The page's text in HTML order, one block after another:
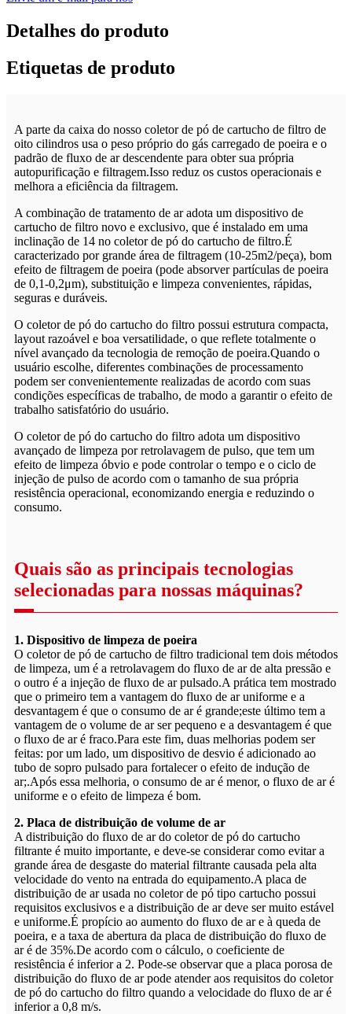
Detalhes do produto
Etiquetas de produto
A parte da caixa do nosso coletor de pó de cartucho de filtro de
oito cilindros usa o peso próprio do gás carregado de poeira e o
padrão de fluxo de ar descendente para obter sua própria
autopurificação e filtragem.Isso reduz os custos operacionais e
melhora a eficiência da filtragem.
A combinação de tratamento de ar adota um dispositivo de
cartucho de filtro novo e exclusivo, que é instalado em uma
inclinação de 14 no coletor de pó do cartucho de filtro.É
caracterizado por grande área de filtragem (10-25m2/peça), bom
efeito de filtragem de poeira (pode absorver partículas de poeira
de 0,1-0,2μm), substituição e limpeza convenientes, rápidas,
seguras e duráveis.
O coletor de pó do cartucho do filtro possui estrutura compacta,
layout razoável e boa versatilidade, o que reflete totalmente o
nível avançado da tecnologia de remoção de poeira.Quando o
usuário escolhe, diferentes combinações de processamento
podem ser convenientemente realizadas de acordo com suas
condições específicas de trabalho, de modo a garantir o efeito de
trabalho satisfatório do usuário.
O coletor de pó do cartucho do filtro adota um dispositivo
avançado de limpeza por retrolavagem de pulso, que tem um
efeito de limpeza óbvio e pode controlar o tempo e o ciclo de
injeção de pulso de acordo com o tamanho de sua própria
resistência operacional, economizando energia e reduzindo o
consumo.
Quais são as principais tecnologias
selecionadas para nossas máquinas?
1. Dispositivo de limpeza de poeira
O coletor de pó de cartucho de filtro tradicional tem dois métodos
de limpeza, um é a retrolavagem do fluxo de ar de alta pressão e
o outro é a injeção de fluxo de ar pulsado.A prática tem mostrado
que o primeiro tem a vantagem do fluxo de ar uniforme e a
desvantagem é que o consumo de ar é grande;este último tem a
vantagem de o volume de ar ser pequeno e a desvantagem é que
o fluxo de ar é fraco.Para este fim, duas melhorias podem ser
feitas: por um lado, um dispositivo de desvio é adicionado ao
tubo de sopro pulsado para fortalecer o efeito de indução de
ar;.Após essa melhoria, o consumo de ar é menor, o fluxo de ar é
uniforme e o efeito de limpeza é bom.
2. Placa de distribuição de volume de ar
A distribuição do fluxo de ar do coletor de pó do cartucho
filtrante é muito importante, e deve-se considerar como evitar a
grande área de desgaste do material filtrante causada pela alta
velocidade do vento na entrada do equipamento.A placa de
distribuição de ar usada no coletor de pó tipo cartucho possui
requisitos exclusivos e a distribuição de ar deve ser muito estável
e uniforme.É propício ao aumento do fluxo de ar e à queda de
poeira, e a taxa de abertura da placa de distribuição do fluxo de
ar é de 35%.De acordo com o cálculo, o coeficiente de
resistência é inferior a 2. Pode-se observar que a placa porosa de
distribuição do fluxo de ar pode atender aos requisitos do coletor
de pó do cartucho do filtro quando a velocidade do fluxo de ar é
inferior a 0,8 m/s.